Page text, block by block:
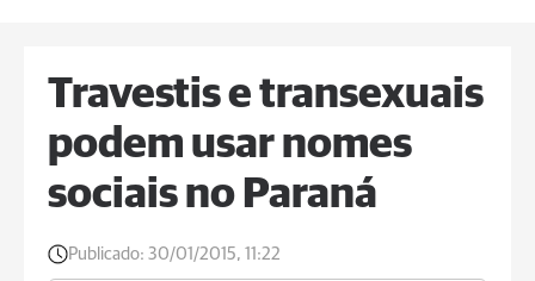
Travestis e transexuais
podem usar nomes
sociais no Paraná
Publicado: 30/01/2015, 11:22